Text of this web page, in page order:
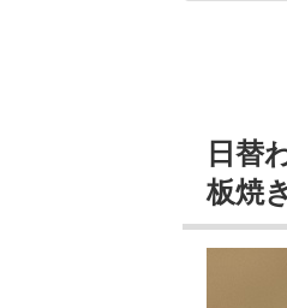
日替
板焼き